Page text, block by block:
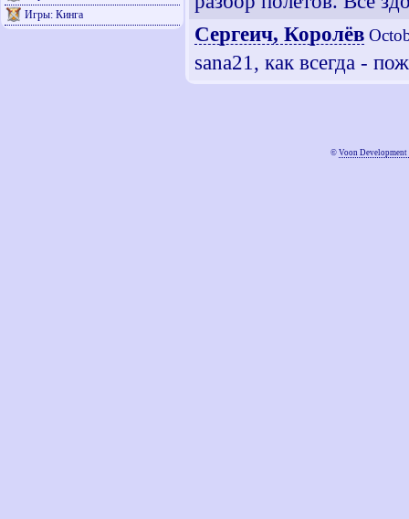
Игры: Кинга
Сергеич, Королёв
sana21, как всегда -
© Voon Development